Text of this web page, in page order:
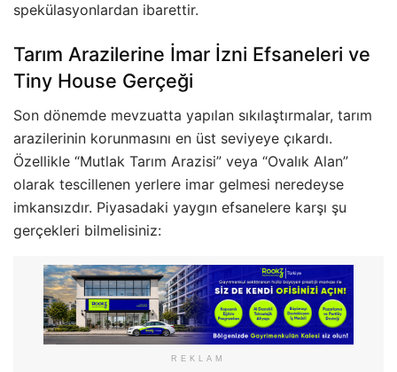
spekülasyonlardan ibarettir.
Tarım Arazilerine İmar İzni Efsaneleri ve
Tiny House Gerçeği
Son dönemde mevzuatta yapılan sıkılaştırmalar, tarım
arazilerinin korunmasını en üst seviyeye çıkardı.
Özellikle “Mutlak Tarım Arazisi” veya “Ovalık Alan”
olarak tescillenen yerlere imar gelmesi neredeyse
imkansızdır. Piyasadaki yaygın efsanelere karşı şu
gerçekleri bilmelisiniz:
REKLAM